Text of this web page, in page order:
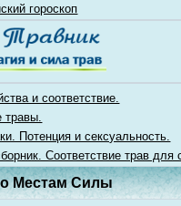
гороскоп
и соответствие.
травы.
Потенция и сексуальность.
Соответствие трав для
Местам Силы